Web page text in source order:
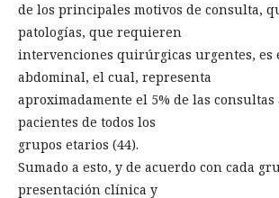
de los principales motivos de consulta,
patologías, que requieren
intervenciones quirúrgicas urgentes, es
abdominal, el cual, representa
aproximadamente el 5% de las
pacientes de todos los
grupos etarios (44).
Sumado a esto, y de acuerdo con cada
presentación clínica y